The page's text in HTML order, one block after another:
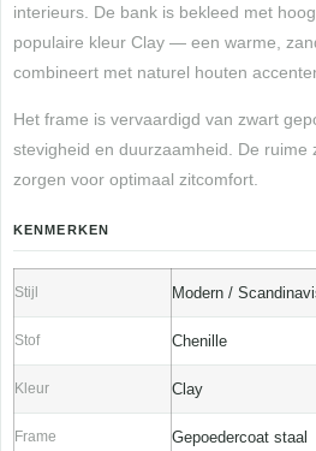
interieurs. De bank is bekleed met
populaire kleur Clay — een warme,
combineert met naturel houten
Het frame is vervaardigd van zwart
stevigheid en duurzaamheid. De ruime
zorgen voor optimaal zitcomfort.
KENMERKEN
Stijl Modern /
Stof Chenille
Kleur Clay
Frame Gepoedercoat staal